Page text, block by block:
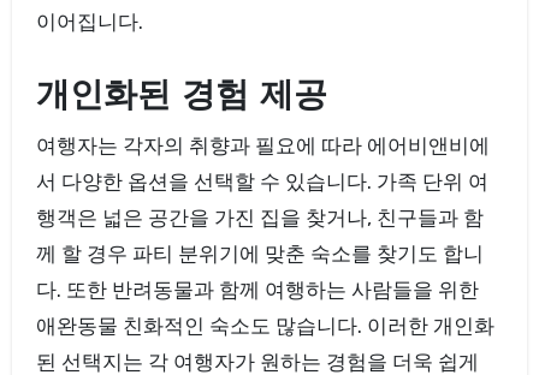
이어집니다.
개인화된 경험 제공
여행자는 각자의 취향과 필요에 따라 에어비앤비에
서 다양한 옵션을 선택할 수 있습니다. 가족 단위 여
행객은 넓은 공간을 가진 집을 찾거나, 친구들과 함
께 할 경우 파티 분위기에 맞춘 숙소를 찾기도 합니
다. 또한 반려동물과 함께 여행하는 사람들을 위한
애완동물 친화적인 숙소도 많습니다. 이러한 개인화
된 선택지는 각 여행자가 원하는 경험을 더욱 쉽게